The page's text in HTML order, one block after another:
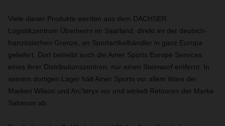
Viele dieser Produkte werden aus dem DACHSER
Logistikzentrum Überherrn im Saarland, direkt an der deutsch-
französischen Grenze, an Sportartikelhändler in ganz Europa
geliefert. Dort betreibt auch die Amer Sports Europe Services
eines ihrer Distributionszentren, nur einen Steinwurf entfernt. In
seinem dortigen Lager hält Amer Sports vor allem Ware der
Marken Wilson und Arc’teryx vor und wickelt Retouren der Marke
Salomon ab.